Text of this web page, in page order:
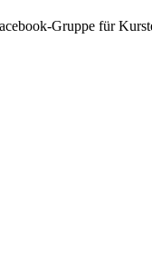
Gruppe für